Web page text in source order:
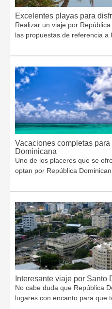
Excelentes playas para
Realizar un viaje por
las propuestas de referencia a
Vacaciones completas
Dominicana
Uno de los placeres que se
optan por República
Interesante viaje por Santo
No cabe duda que República
lugares con encanto para que